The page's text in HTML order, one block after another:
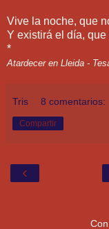
Vive la noche, que
Y existirá el día,
*
Atardecer en Lleida -
Tris 8 comentarios:
Compartir
‹